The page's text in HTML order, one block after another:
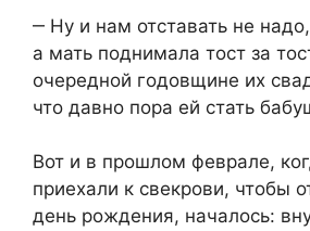
‒ Ну и нам отставать не
а мать поднимала тост за
очередной годовщине их
что давно пора ей стать
Вот и в прошлом феврале,
приехали к свекрови, чтобы
день рождения, началось: